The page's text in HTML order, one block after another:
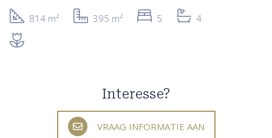
814 m² 395 m² 5 4
Interesse?
VRAAG INFORMATIE AAN